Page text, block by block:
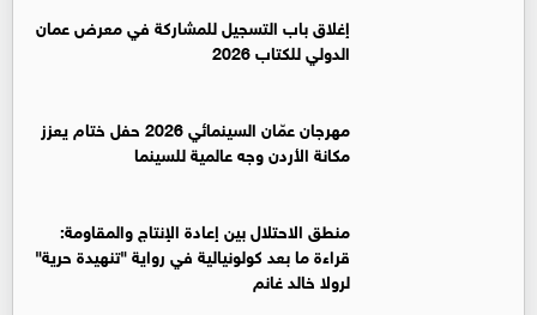
إغلاق باب التسجيل للمشاركة في معرض عمان
الدولي للكتاب 2026
مهرجان عمّان السينمائي 2026 حفل ختام يعزز
مكانة الأردن وجه عالمية للسينما
منطق الاحتلال بين إعادة الإنتاج والمقاومة:
قراءة ما بعد كولونيالية في رواية "تنهيدة حرية"
لرولا خالد غانم